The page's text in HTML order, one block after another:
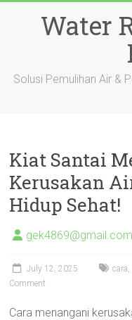
Water
Solusi Pemulihan Air &
Kiat Santai
Kerusakan
Hidup Sehat!
gek4869@gmail.com
July 12, 2025 cara,
Comment
Cara menangani